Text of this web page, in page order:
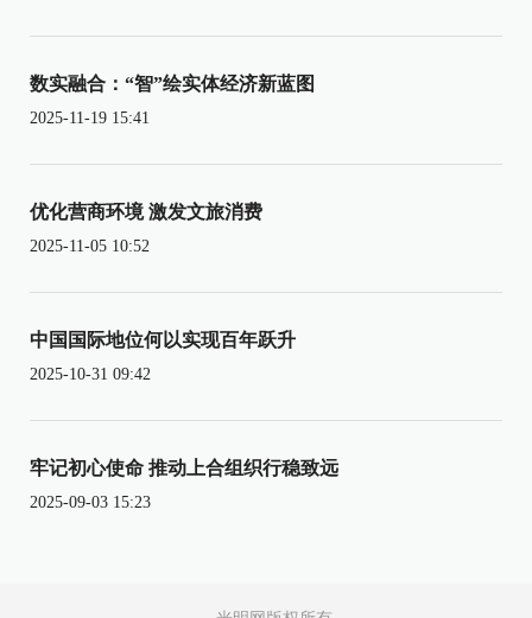
数实融合：“智”绘实体经济新蓝图
2025-11-19 15:41
优化营商环境 激发文旅消费
2025-11-05 10:52
中国国际地位何以实现百年跃升
2025-10-31 09:42
牢记初心使命 推动上合组织行稳致远
2025-09-03 15:23